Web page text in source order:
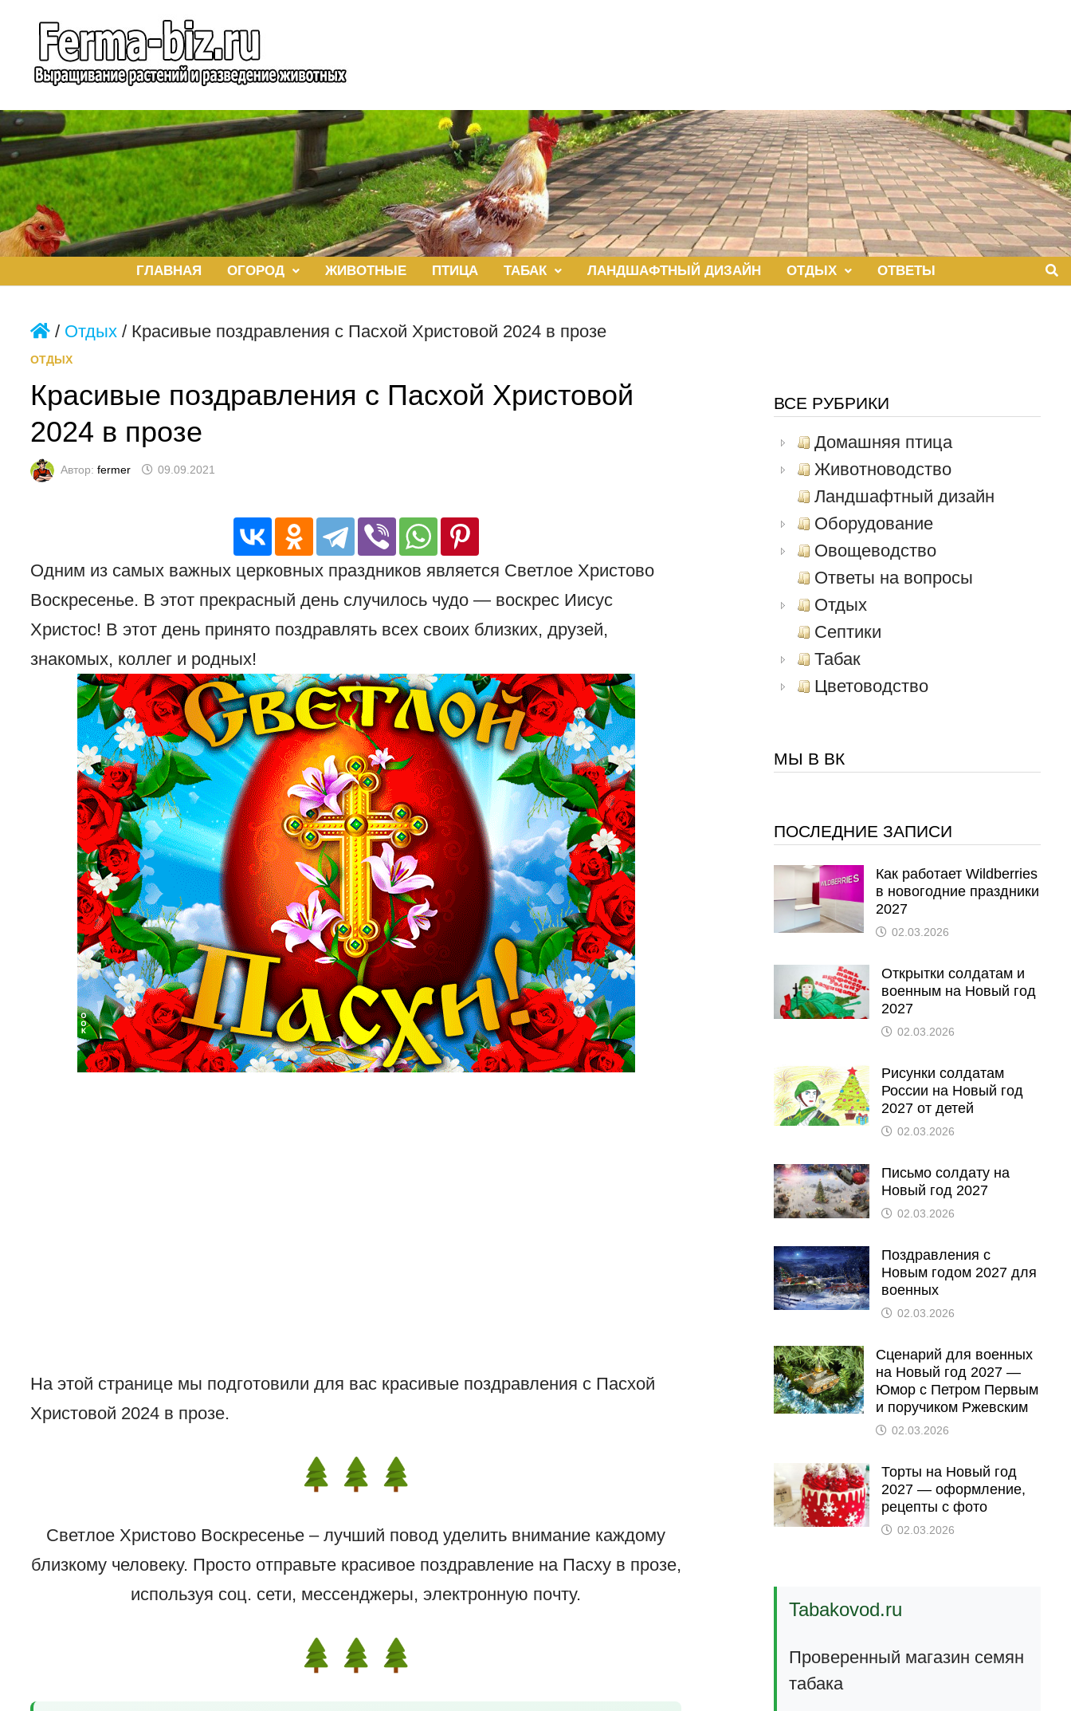
содержимому
ГЛАВНАЯ ОГОРОД ЖИВОТНЫЕ ПТИЦА ТАБАК ЛАНДШАФТНЫЙ ДИЗАЙН ОТДЫХ ОТВЕТЫ
/ Отдых / Красивые поздравления с Пасхой Христовой 2024 в прозе
ОТДЫХ
Красивые поздравления с Пасхой Христовой
2024 в прозе
Автор:fermer 09.09.2021
Одним из самых важных церковных праздников является Светлое Христово
Воскресенье. В этот прекрасный день случилось чудо — воскрес Иисус
Христос! В этот день принято поздравлять всех своих близких, друзей,
знакомых, коллег и родных!
На этой странице мы подготовили для вас красивые поздравления с Пасхой
Христовой 2024 в прозе.
Светлое Христово Воскресенье – лучший повод уделить внимание каждому
близкому человеку. Просто отправьте красивое поздравление на Пасху в прозе,
используя соц. сети, мессенджеры, электронную почту.
ВСЕ РУБРИКИ
Домашняя птица
Животноводство
Ландшафтный дизайн
Оборудование
Овощеводство
Ответы на вопросы
Отдых
Септики
Табак
Цветоводство
МЫ В ВК
ПОСЛЕДНИЕ ЗАПИСИ
Как работает Wildberries
в новогодние праздники
2027
02.03.2026
Открытки солдатам и
военным на Новый год
2027
02.03.2026
Рисунки солдатам
России на Новый год
2027 от детей
02.03.2026
Письмо солдату на
Новый год 2027
02.03.2026
Поздравления с
Новым годом 2027 для
военных
02.03.2026
Сценарий для военных
на Новый год 2027 —
Юмор с Петром Первым
и поручиком Ржевским
02.03.2026
Торты на Новый год
2027 — оформление,
рецепты с фото
02.03.2026
Tabakovod.ru
Проверенный магазин семян
табака